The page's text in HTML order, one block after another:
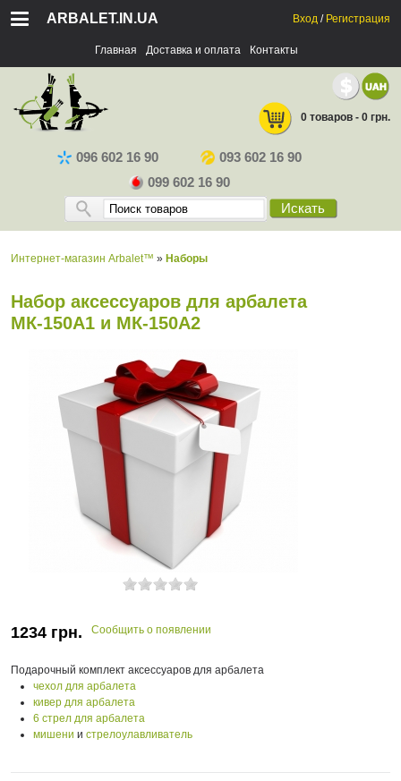
ARBALET.IN.UA
Главная Доставка и оплата Контакты
Вход / Регистрация
096 602 16 90
093 602 16 90
099 602 16 90
Искать
0 товаров - 0 грн.
Интернет-магазин Arbalet™ » Наборы
Набор аксессуаров для арбалета
МК-150А1 и МК-150А2
1234 грн. Сообщить о появлении
Подарочный комплект аксессуаров для арбалета
чехол для арбалета
кивер для арбалета
6 стрел для арбалета
мишени и стрелоулавливатель